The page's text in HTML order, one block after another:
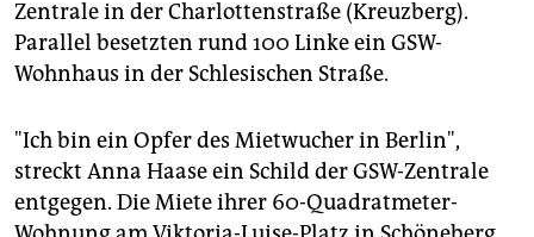
epaper login
Zentrale in der Charlottenstraße (Kreuzberg).
Parallel besetzten rund 100 Linke ein GSW-
Wohnhaus in der Schlesischen Straße.
"Ich bin ein Opfer des Mietwucher in Berlin",
streckt Anna Haase ein Schild der GSW-Zentrale
entgegen. Die Miete ihrer 60-Quadratmeter-